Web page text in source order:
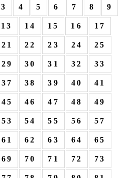
3 4 5 6 7 8 9
13 14 15 16 17
21 22 23 24 25
29 30 31 32 33
37 38 39 40 41
45 46 47 48 49
53 54 55 56 57
61 62 63 64 65
69 70 71 72 73